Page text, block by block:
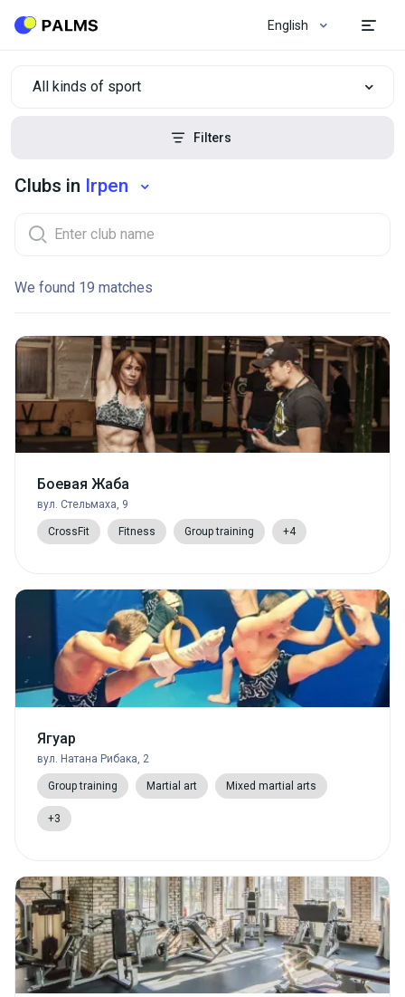
English
All kinds of sport
Filters
Clubs in Irpen
We found 19 matches
Боевая Жаба
вул. Стельмаха, 9
CrossFit Fitness Group training +4
Ягуар
вул. Натана Рибака, 2
Group training Martial art Mixed martial arts
+3